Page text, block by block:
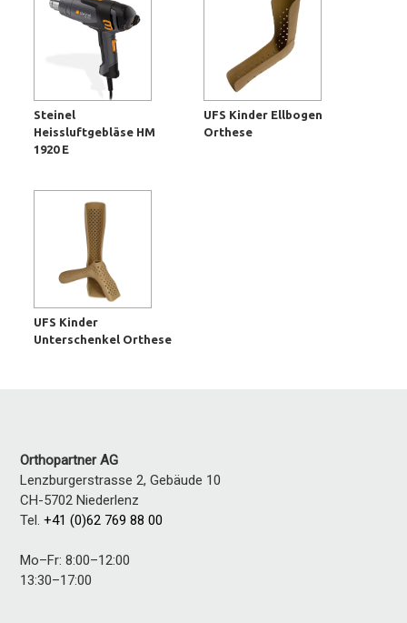
Steinel
Heissluftgebläse HM
1920 E
UFS Kinder Ellbogen
Orthese
UFS Kinder
Unterschenkel Orthese
Orthopartner AG
Lenzburgerstrasse 2, Gebäude 10
CH-5702 Niederlenz
Tel.+41 (0)62 769 88 00
Mo–Fr: 8:00–12:00
13:30–17:00